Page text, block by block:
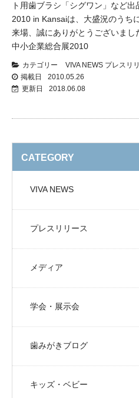
ト用歯ブラシ「シグワン」など
2010 in Kansaiは、大盛況のうち
来場、誠にありがとうございま
中小企業総合展2010
カテゴリー VIVA NEWS プレスリ
掲載日
2010.05.26
更新日
2018.06.08
CATEGORY
VIVA NEWS
プレスリリース
メディア
学会・展示会
歯みがきブログ
キッズ・ベビー